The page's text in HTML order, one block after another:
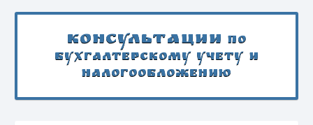
Консультации по
бухгалтерскому учету и
налогообложению